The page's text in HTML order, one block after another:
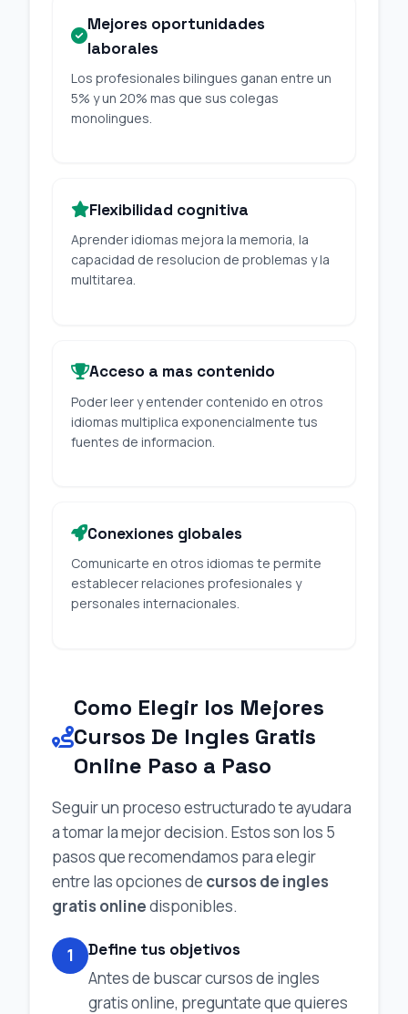
Mejores oportunidades
laborales
Los profesionales bilingues ganan entre un
5% y un 20% mas que sus colegas
monolingues.
Flexibilidad cognitiva
Aprender idiomas mejora la memoria, la
capacidad de resolucion de problemas y la
multitarea.
Acceso a mas contenido
Poder leer y entender contenido en otros
idiomas multiplica exponencialmente tus
fuentes de informacion.
Conexiones globales
Comunicarte en otros idiomas te permite
establecer relaciones profesionales y
personales internacionales.
Como Elegir los Mejores
Cursos De Ingles Gratis
Online Paso a Paso
Seguir un proceso estructurado te ayudara
a tomar la mejor decision. Estos son los 5
pasos que recomendamos para elegir
entre las opciones de cursos de ingles
gratis onlinedisponibles.
1 Define tus objetivos
Antes de buscar cursos de ingles
gratis online, preguntate que quieres